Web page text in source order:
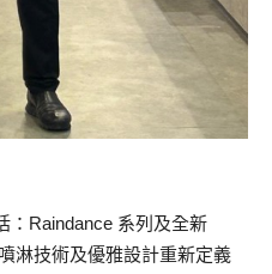
：Raindance 系列及全新
淋技術及優雅設計重新定義